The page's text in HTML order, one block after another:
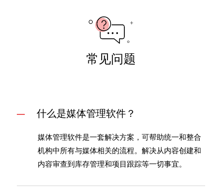
常见问题
什么是媒体管理软件？
媒体管理软件是一套解决方案，可帮助统一和整合
机构中所有与媒体相关的流程。解决从内容创建和
内容审查到库存管理和项目跟踪等一切事宜。